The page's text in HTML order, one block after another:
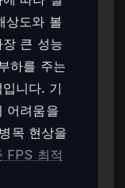
상도와 볼
큰 성능
하를 주는
니다. 기
어려움을
목 현상을
FPS 최적